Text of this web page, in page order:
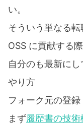
い。
そういう単なる
OSS に貢献する
自分のも最新にし
やり方
フォーク元の登録
まず履歴書の技